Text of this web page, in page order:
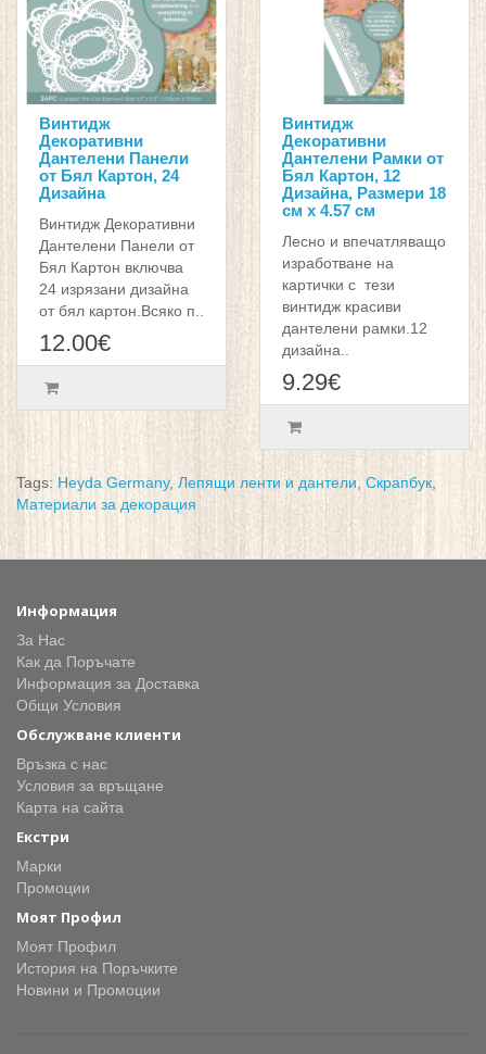
Винтидж
Декоративни
Дантелени Панели
от Бял Картон, 24
Дизайна
Винтидж Декоративни
Дантелени Панели от
Бял Картон включва
24 изрязани дизайна
от бял картон.Всяко п..
12.00€
Винтидж
Декоративни
Дантелени Рамки от
Бял Картон, 12
Дизайна, Размери 18
см x 4.57 см
Лесно и впечатляващо
изработване на
картички с тези
винтидж красиви
дантелени рамки.12
дизайна..
9.29€
Tags: Heyda Germany, Лепящи ленти и дантели Скрапбук
Материали за декорация
Информация
За Нас
Как да Поръчате
Информация за Доставка
Общи Условия
Обслужване клиенти
Връзка с нас
Условия за връщане
Карта на сайта
Екстри
Марки
Промоции
Моят Профил
Моят Профил
История на Поръчките
Новини и Промоции